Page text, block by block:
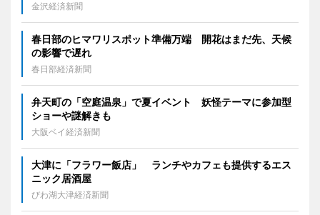
金沢経済新聞
春日部のヒマワリスポット準備万端 開花はまだ先、天候
の影響で遅れ
春日部経済新聞
弁天町の「空庭温泉」で夏イベント 妖怪テーマに参加型
ショーや謎解きも
大阪ベイ経済新聞
大津に「フラワー飯店」 ランチやカフェも提供するエス
ニック居酒屋
びわ湖大津経済新聞